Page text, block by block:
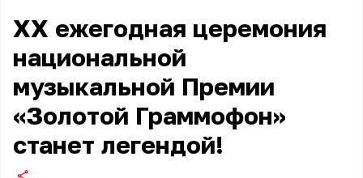
XX ежегодная церемония
национальной
музыкальной Премии
«Золотой Граммофон»
станет легендой!